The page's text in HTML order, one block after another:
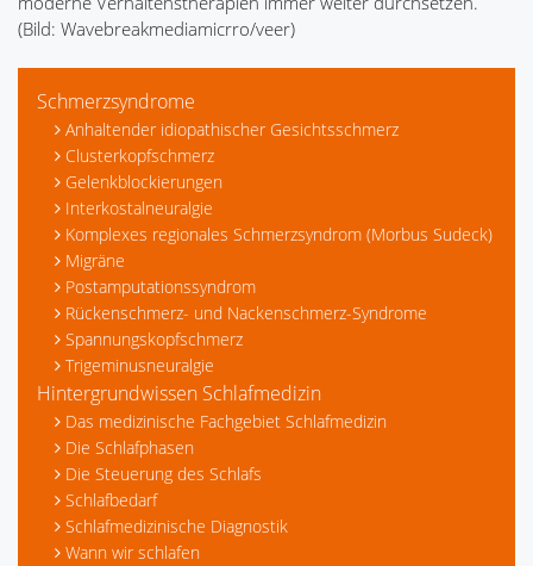
(Bild: Wavebreakmediamicrro/veer)
Schmerzsyndrome
Anhaltender idiopathischer Gesichtsschmerz
Clusterkopfschmerz
Gelenkblockierungen
Interkostalneuralgie
Komplexes regionales Schmerzsyndrom (Morbus Sudeck)
Migräne
Postamputationssyndrom
Rückenschmerz- und Nackenschmerz-Syndrome
Spannungskopfschmerz
Trigeminusneuralgie
Hintergrundwissen Schlafmedizin
Das medizinische Fachgebiet Schlafmedizin
Die Schlafphasen
Die Steuerung des Schlafs
Schlafbedarf
Schlafmedizinische Diagnostik
Wann wir schlafen